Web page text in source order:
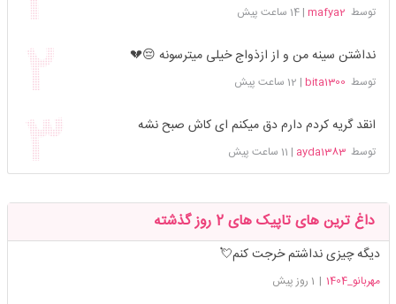
توسط mafya2
|14 ساعت پیش
نداشتن سینه من و از ازذواج خیلی میترسونه 😔💔
توسط bita1300
| 12 ساعت پیش
انقد گریه کردم دارم دق میکنم ای کاش صبح نشه
توسطayda1383
| 11 ساعت پیش
داغ ترین های تاپیک های 2 روز گذشته
دیگه چیزی نداشتم خرجت کنم💘
مهربانو_1404 | 1 روز پیش